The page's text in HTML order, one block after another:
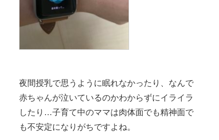
夜間授乳で思うように眠れなかったり、なんで
赤ちゃんが泣いているのかわからずにイライラ
したり…子育て中のママは肉体面でも精神面で
も不安定になりがちですよね。